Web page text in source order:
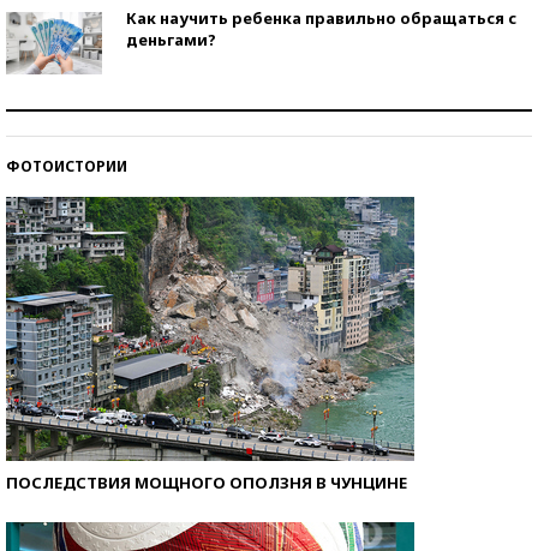
Как научить ребенка правильно обращаться с
деньгами?
ФОТОИСТОРИИ
ПОСЛЕДСТВИЯ МОЩНОГО ОПОЛЗНЯ В ЧУНЦИНЕ